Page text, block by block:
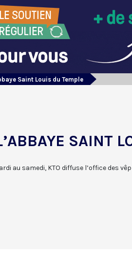
Saint Louis du Temple
SAINT
au samedi, KTO diffuse l’office des